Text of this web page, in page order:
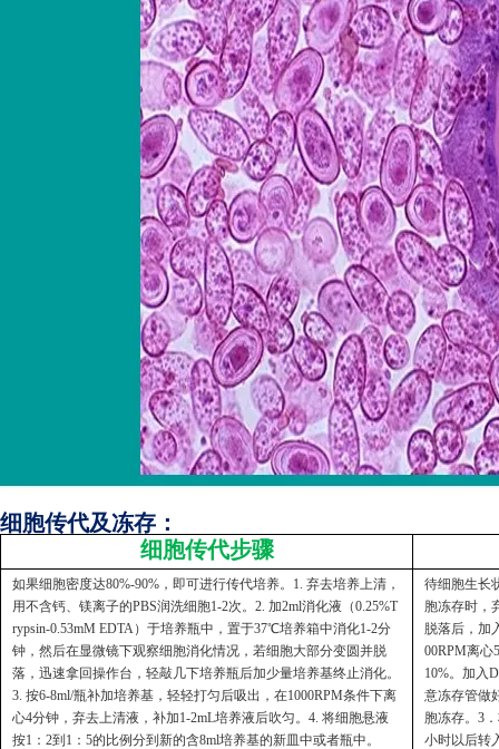
细胞传代及冻存：
细胞传代步骤
如果细胞密度达80%-90%，即可进行传代培养。1. 弃去培养上清，
用不含钙、镁离子的PBS润洗细胞1-2次。2. 加2ml消化液（0.25%T
rypsin-0.53mM EDTA）于培养瓶中，置于37℃培养箱中消化1-2分
钟，然后在显微镜下观察细胞消化情况，若细胞大部分变圆并脱
落，迅速拿回操作台，轻敲几下培养瓶后加少量培养基终止消化。
3. 按6-8ml/瓶补加培养基，轻轻打匀后吸出，在1000RPM条件下离
心4分钟，弃去上清液，补加1-2mL培养液后吹匀。4. 将细胞悬液
按1：2到1：5的比例分到新的含8ml培养基的新皿中或者瓶中。
待细胞生长
胞冻存时，
脱落后，加
00RPM离心
10%。加入
意冻存管做
胞冻存。3
小时以后转